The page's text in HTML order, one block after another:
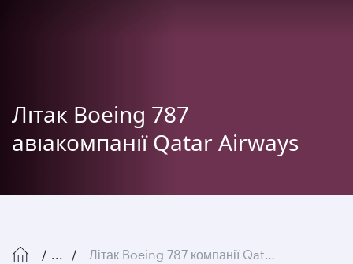
Літак Boeing 787
авіакомпанії Qatar Airways
... Літак Boeing 787 компанії Qatar Airways